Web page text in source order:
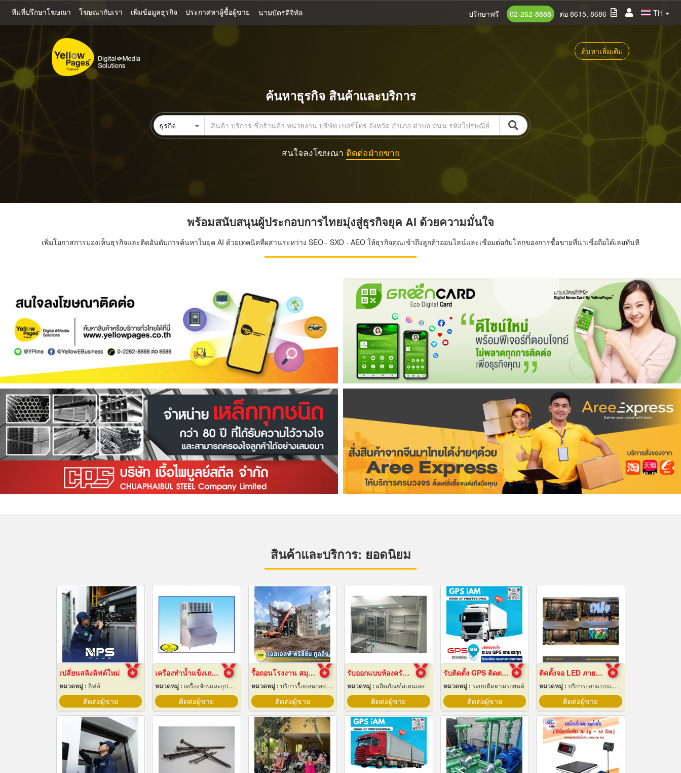
หลัก
ทีมที่ปรึกษาโฆษณา โฆษณากับเรา เพิ่มข้อมูลธุรกิจ ประกาศหาผู้ซื้อผู้ขาย นามบัตรดิจิทัล TH
ปรึกษาฟรี 02-262-8888 ต่อ 8615, 8686
ค้นหาเพิ่มเติม
ค้นหาธุรกิจ สินค้าและบริการ
ธุรกิจ
สนใจลงโฆษณา ติดต่อฝ่ายขาย
พร้อมสนับสนุนผู้ประกอบการไทยมุ่งสู่ธุรกิจยุค AI ด้วยความมั่นใจ
เพิ่มโอกาสการมองเห็นธุรกิจและติดอันดับการค้นหาในยุค AI ด้วยเทคนิคที่ผสานระหว่าง SEO - SXO - AEO ให้ธุรกิจคุณเข้าถึงลูกค้าออนไลน์และเชื่อมต่อกับโลกของการซื้อขายที่น่าเชื่อถือได้เลยทันที
สินค้าและบริการ: ยอดนิยม
เปลี่ยนสลิงลิฟต์ใหม่
หมวดหมู่ : ลิฟต์
ติดต่อผู้ขาย
เครื่องทำน้ำแข็งเกล็ดกรอบ เชียงใหม่
หมวดหมู่ : เครื่องจักรและอุปกรณ์ผลิตน้ำแข็ง
ติดต่อผู้ขาย
รื้อถอนโรงงาน สมุทรปราการ
หมวดหมู่ : บริการรื้อถอนก่อสร้าง
ติดต่อผู้ขาย
รับออกแบบห้องครัวสแตนเลส
หมวดหมู่ : ผลิตภัณฑ์สเตนเลส
ติดต่อผู้ขาย
รับติดตั้ง GPS ติดตามรถบรรทุก
หมวดหมู่ : ระบบติดตามรถยนต์
ติดต่อผู้ขาย
ติดตั้งจอ LED ภายในห้องจัดเลี้ยงโรงแรม
หมวดหมู่ : บริการออกแบบและจัดทำป้ายโฆษณา 24 ชม.
ติดต่อผู้ขาย